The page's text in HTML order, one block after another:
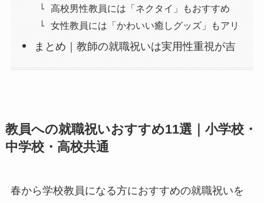
高校男性教員には「ネクタイ」もおすすめ
女性教員には「かわいい癒しグッズ」もアリ
まとめ｜教師の就職祝いは実用性重視が吉
教員への就職祝いおすすめ11選｜小学校・
中学校・高校共通
春から学校教員になる方におすすめの就職祝いを